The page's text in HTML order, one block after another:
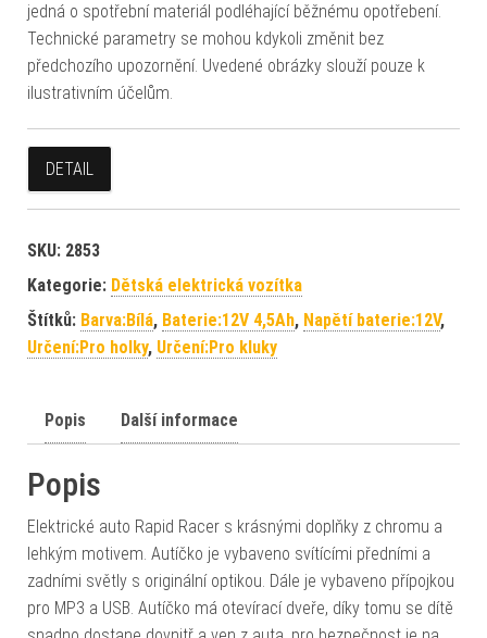
jedná o spotřební materiál podléhající běžnému opotřebení.
Technické parametry se mohou kdykoli změnit bez
předchozího upozornění. Uvedené obrázky slouží pouze k
ilustrativním účelům.
DETAIL
SKU: 2853
Kategorie: Dětská elektrická vozítka
Štítků: Barva:Bílá, Baterie:12V 4,5Ah, Napětí baterie:12V,
Určení:Pro holky, Určení:Pro kluky
Popis Další informace
Popis
Elektrické auto Rapid Racer s krásnými doplňky z chromu a
lehkým motivem. Autíčko je vybaveno svítícími předními a
zadními světly s originální optikou. Dále je vybaveno přípojkou
pro MP3 a USB. Autíčko má otevírací dveře, díky tomu se dítě